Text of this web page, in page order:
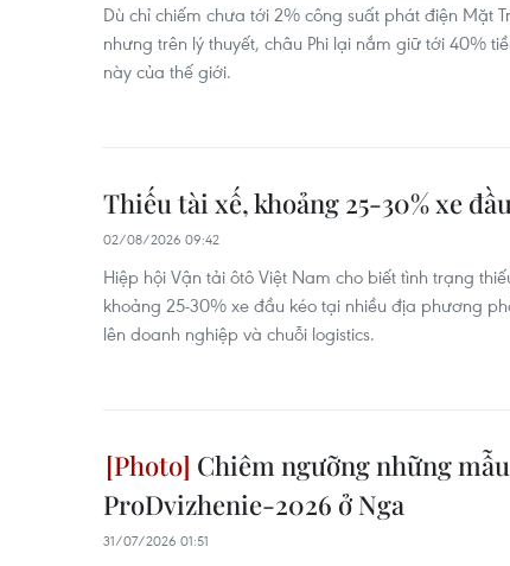
Dù chỉ chiếm chưa tới 2% công suất phát điện Mặt
nhưng trên lý thuyết, châu Phi lại nắm giữ tới 40%
này của thế giới.
Thiếu tài xế, khoảng 25-30% xe
02/08/2026 09:42
Hiệp hội Vận tải ôtô Việt Nam cho biết tình trạng
khoảng 25-30% xe đầu kéo tại nhiều địa phương
lên doanh nghiệp và chuỗi logistics.
Chiêm ngưỡng những
ProDvizhenie-2026 ở Nga
31/07/2026 01:51